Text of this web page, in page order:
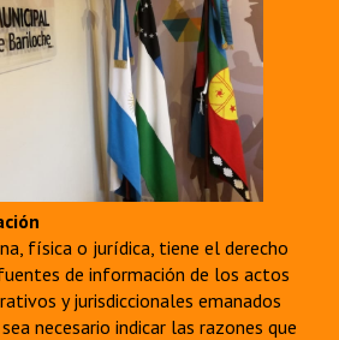
física o jurídica, tiene el derecho
de información de los actos
y jurisdiccionales emanados
necesario indicar las razones que